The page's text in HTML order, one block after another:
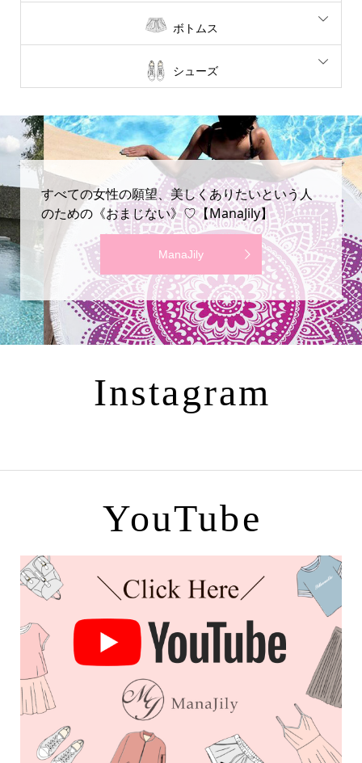
ボトムス
シューズ
すべての女性の願望、美しくありたいという人
のための《おまじない》♡【ManaJily】
ManaJily
Instagram
YouTube